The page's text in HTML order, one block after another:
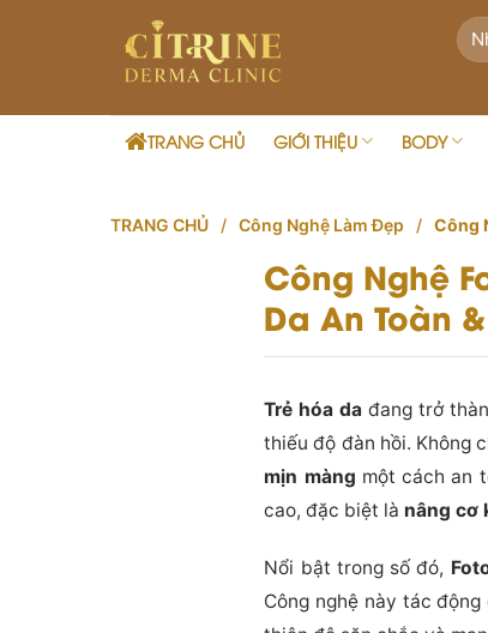
TRANG CHỦ GIỚI THIỆU BODY
TRANG CHỦ / Công Nghệ Làm Đẹp / Công
Công Nghệ
Da An Toàn
Trẻ hóa da đang trở
thiếu độ đàn hồi. Không
mịn màng một cách an
cao, đặc biệt là nâng cơ
Nổi bật trong số đó,
Công nghệ này tác